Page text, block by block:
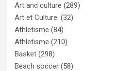
Art and culture (289)
Art et Culture. (32)
Athletisme (84)
Athletisme (210)
Basket (298)
Beach soccer (58)